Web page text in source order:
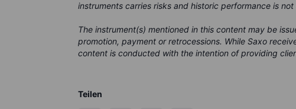
instruments carries risks and historic performance is
The instrument(s) mentioned in this content may be
promotion, payment or retrocessions. While Saxo
content is conducted with the intention of providing
Teilen